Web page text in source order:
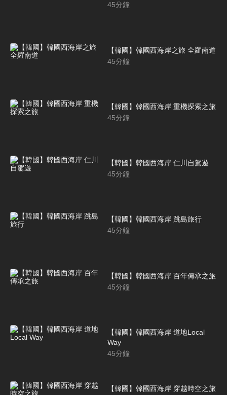
45分鐘
【韓國】韓國西海岸之旅 全羅南道
45分鐘
【韓國】韓國西海岸 重機探索之旅
45分鐘
【韓國】韓國西海岸 仁川自駕遊
45分鐘
【韓國】韓國西海岸 跳島旅行
45分鐘
【韓國】韓國西海岸 百年傳承之旅
45分鐘
【韓國】韓國西海岸 道地Local
Way
45分鐘
【韓國】韓國西海岸 穿越時空之旅